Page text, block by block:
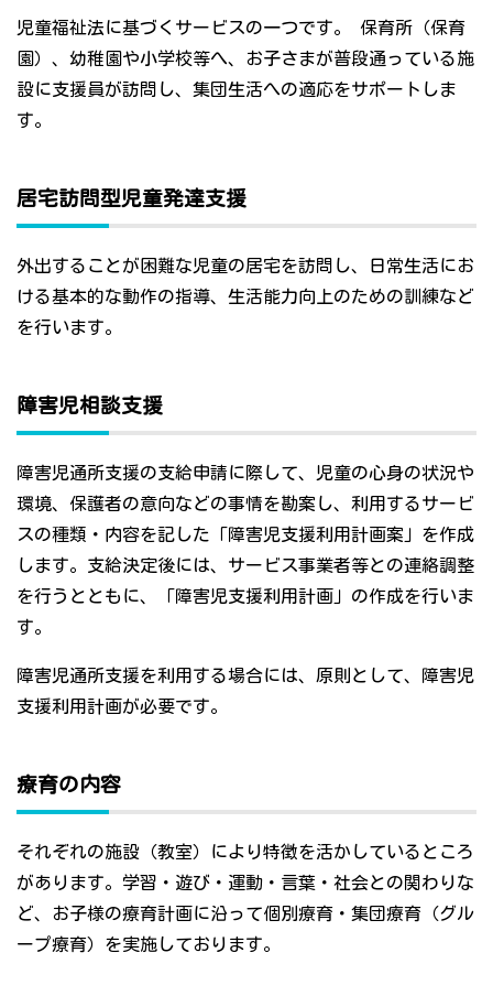
児童福祉法に基づくサービスの一つです。 保育所（保育
園）、幼稚園や小学校等へ、お子さまが普段通っている施
設に支援員が訪問し、集団生活への適応をサポートしま
す。
居宅訪問型児童発達支援
外出することが困難な児童の居宅を訪問し、日常生活にお
ける基本的な動作の指導、生活能力向上のための訓練など
を行います。
障害児相談支援
障害児通所支援の支給申請に際して、児童の心身の状況や
環境、保護者の意向などの事情を勘案し、利用するサービ
スの種類・内容を記した「障害児支援利用計画案」を作成
します。支給決定後には、サービス事業者等との連絡調整
を行うとともに、「障害児支援利用計画」の作成を行いま
す。
障害児通所支援を利用する場合には、原則として、障害児
支援利用計画が必要です。
療育の内容
それぞれの施設（教室）により特徴を活かしているところ
があります。学習・遊び・運動・言葉・社会との関わりな
ど、お子様の療育計画に沿って個別療育・集団療育（グル
ープ療育）を実施しております。